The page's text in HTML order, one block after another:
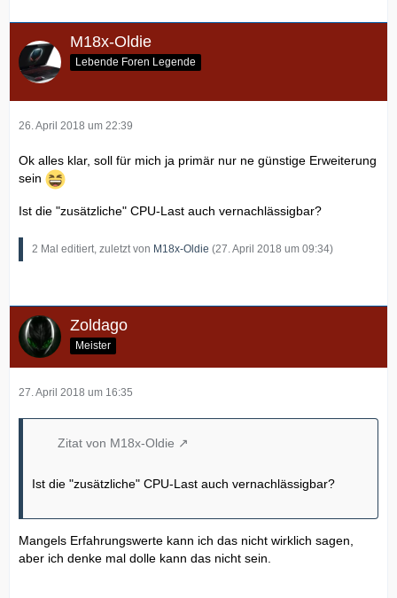
M18x-Oldie
Lebende Foren Legende
26. April 2018 um 22:39
Ok alles klar, soll für mich ja primär nur ne günstige Erweiterung
sein
Ist die "zusätzliche" CPU-Last auch vernachlässigbar?
2 Mal editiert, zuletzt von M18x-Oldie (27. April 2018 um 09:34)
Zoldago
Meister
27. April 2018 um 16:35
Zitat von M18x-Oldie
Ist die "zusätzliche" CPU-Last auch vernachlässigbar?
Mangels Erfahrungswerte kann ich das nicht wirklich sagen,
aber ich denke mal dolle kann das nicht sein.